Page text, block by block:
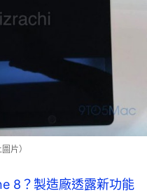
片）
8？製造廠透露新功能